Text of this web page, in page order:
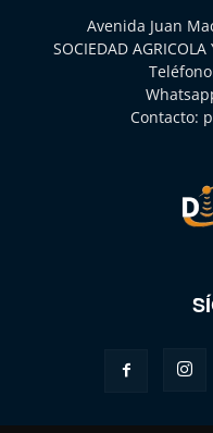
Avenida Juan
SOCIEDAD
Contacto: